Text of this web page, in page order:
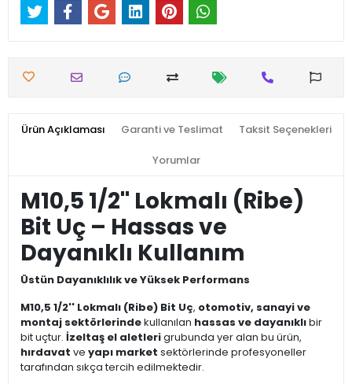
Ürün Açıklaması Garanti ve Teslimat Taksit Seçenekleri
Yorumlar
M10,5 1/2'' Lokmalı (Ribe)
Bit Uç – Hassas ve
Dayanıklı Kullanım
Üstün Dayanıklılık ve Yüksek Performans
M10,5 1/2'' Lokmalı (Ribe) Bit Uç, otomotiv, sanayi ve
montaj sektörlerindekullanılan hassas ve dayanıklıbir
bit uçtur. İzeltaş el aletlerigrubunda yer alan bu ürün,
hırdavat ve yapı market sektörlerinde profesyoneller
tarafından sıkça tercih edilmektedir.